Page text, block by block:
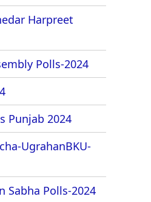
Harpreet
Polls-2024
Punjab 2024
UgrahanBKU-
Sabha Polls-2024